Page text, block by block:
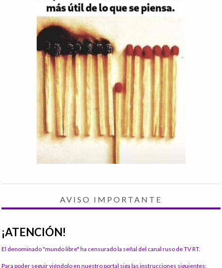
AVISO IMPORTANTE
¡ATENCIÓN!
El denominado "mundo libre" ha censurado la señal del canal ruso de TV RT.
Para poder seguir viéndolo en nuestro portal siga las instrucciones siguientes: